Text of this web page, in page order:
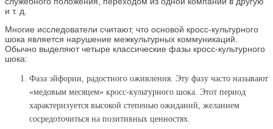
и т. д.
Многие исследователи считают, что основой кросс-культурного
шока является нарушение межкультурных коммуникаций.
Обычно выделяют четыре классические фазы кросс-культурного
шока:
Фаза эйфории, радостного оживления. Эту фазу часто называют
«медовым месяцем» кросс-культурного шока. Этот период
характеризуется высокой степенью ожиданий, желанием
сосредоточиться на позитивных ценностях.